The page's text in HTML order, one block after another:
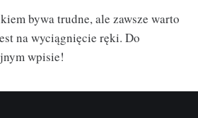
bywa trudne, ale zawsze warto
na wyciągnięcie ręki. Do
wpisie!